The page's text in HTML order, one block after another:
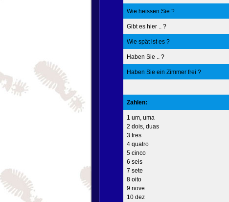
Wie heissen Sie ?
Gibt es hier .. ?
Wie spät ist es ?
Haben Sie .. ?
Haben Sie ein Zimmer frei ?
Zahlen:
1 um, uma
2 dois, duas
3 tres
4 quatro
5 cinco
6 seis
7 sete
8 oito
9 nove
10 dez